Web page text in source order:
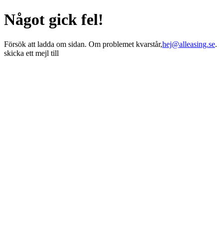
Något gick fel!
Försök att ladda om sidan. Om problemet kvarstår,hej@alleasing.se.
skicka ett mejl till